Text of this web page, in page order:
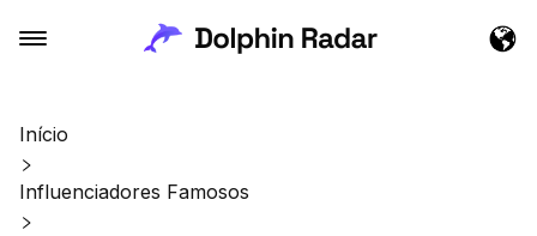
Início
Influenciadores Famosos